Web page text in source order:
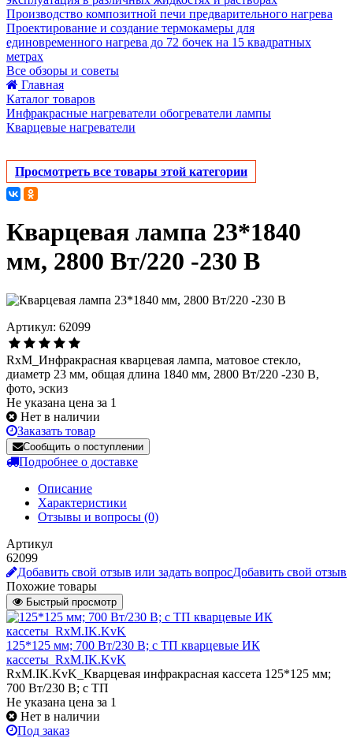
Производство композитной печи предварительного нагрева
Проектирование и создание термокамеры для
единовременного нагрева до 72 бочек на 15 квадратных
метрах
Все обзоры и советы
Главная
Каталог товаров
Инфракрасные нагреватели обогреватели лампы
Кварцевые нагреватели
Просмотреть все товары этой категории
Кварцевая лампа 23*1840
мм, 2800 Вт/220 -230 В
Артикул: 62099
RxM_Инфракрасная кварцевая лампа, матовое стекло,
диаметр 23 мм, общая длина 1840 мм, 2800 Вт/220 -230 В,
фото, эскиз
Не указана цена за 1
Нет в наличии
Заказать товар
Сообщить о поступлении
Подробнее о доставке
Описание
Характеристики
Отзывы и вопросы (0)
Артикул
62099
Добавить свой отзыв или задать вопросДобавить свой отзыв
Похожие товары
Быстрый просмотр
125*125 мм; 700 Вт/230 В; с ТП кварцевые ИК
кассеты_RxM.IK.KvK
RxM.IK.KvK_Кварцевая инфракрасная кассета 125*125 мм;
700 Вт/230 В; с ТП
Не указана цена за 1
Нет в наличии
Под заказ